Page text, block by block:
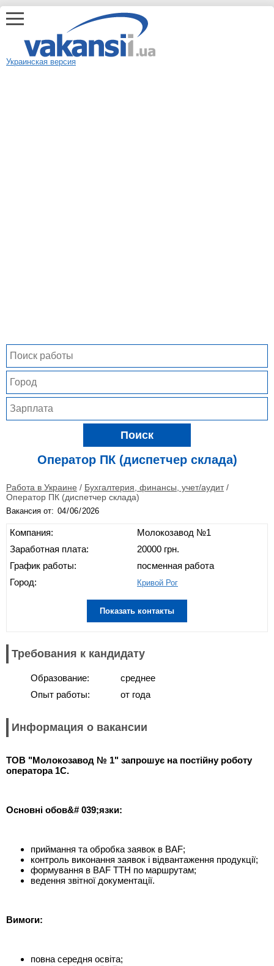
Украинская версия
Поиск
Оператор ПК (диспетчер склада)
Работа в Украине / Бухгалтерия, финансы, учет/аудит /
Оператор ПК (диспетчер склада)
Вакансия от:
Компания:
Заработная плата:
График работы:
Город:
Молокозавод №1
20000 грн.
посменная работа
Кривой Рог
Показать контакты
Требования к кандидату
Образование:
Опыт работы:
среднее
от года
Информация о вакансии
ТОВ "Молокозавод № 1" запрошує на постійну роботу
оператора 1С.
Основні обов&# 039;язки:
приймання та обробка заявок в BAF;
контроль виконання заявок і відвантаження продукції;
формування в BAF ТТН по маршрутам;
ведення звітної документації.
Вимоги:
повна середня освіта;